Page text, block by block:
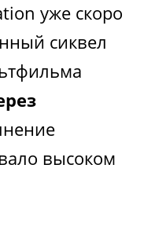
уже скоро
сиквел
высоком